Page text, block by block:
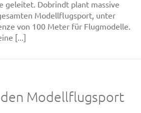
geleitet. Dobrindt plant massive
Modellflugsport, unter
von 100 Meter für Flugmodelle.
[...]
Modellflugsport